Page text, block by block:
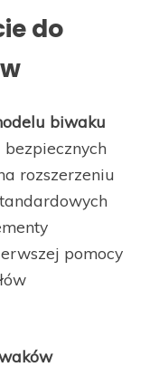
do
biwaku
rozszerzeniu
pomocy